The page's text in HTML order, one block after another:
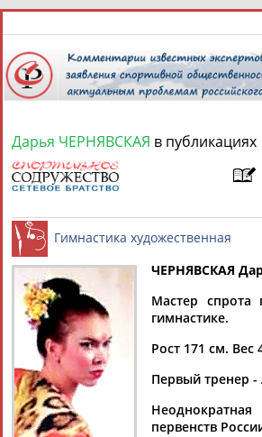
9 августа
СПОРТСМЕНЫ, ТРЕНЕРЫ И
Найдено: 13181персон
Аслаудин
АБАЕВ
Мария
Дарья ЧЕРНЯВСКАЯ в публикациях
Гимнастика
ЧЕРНЯВСКАЯ
Мастер спрота
гимнастике.
Рост 171 см. Вес
Первый тренер -
первенств